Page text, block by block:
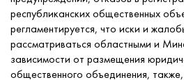
республиканских общественных
регламентируется, что иски и
рассматриваться областными и
зависимости от размещения
общественного объединения,